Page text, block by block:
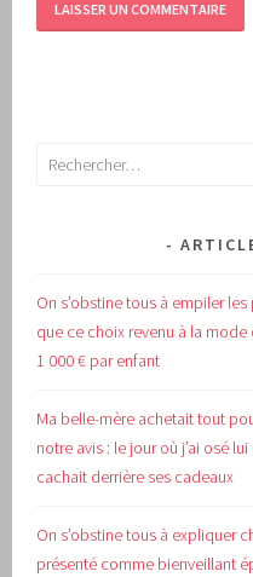
Rechercher :
On s’obstine tous à empiler
que ce choix revenu à la
1 000 € par enfant
Ma belle-mère achetait tout
notre avis : le jour où j’ai osé
cachait derrière ses cadeaux
On s’obstine tous à expliquer
présenté comme bienveillant